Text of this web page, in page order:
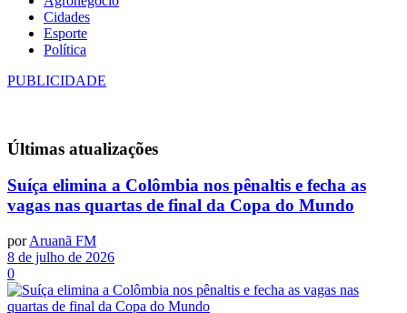
Cidades
Esporte
Política
PUBLICIDADE
Últimas atualizações
Suíça elimina a Colômbia nos pênaltis e fecha as
vagas nas quartas de final da Copa do Mundo
por Aruanã FM
8 de julho de 2026
0